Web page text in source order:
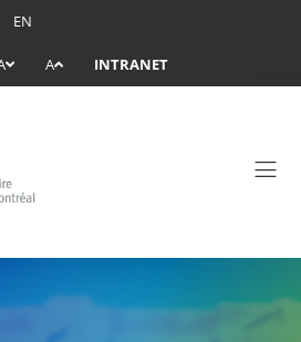
EN
A INTRANET